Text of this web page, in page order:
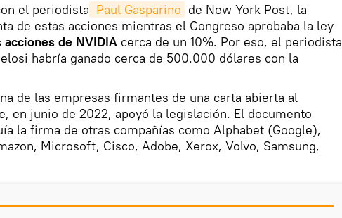
el periodista Paul Gasparino de New York Post, la
de estas acciones mientras el Congreso aprobaba la ley
de NVIDIA cerca de un 10%. Por eso, el periodista
habría ganado cerca de 500.000 dólares con la
de las empresas firmantes de una carta abierta al
en junio de 2022, apoyó la legislación. El documento
la firma de otras compañías como Alphabet (Google),
Microsoft, Cisco, Adobe, Xerox, Volvo, Samsung,